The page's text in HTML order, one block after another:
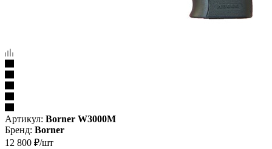
Артикул: Borner W3000M
Бренд: Borner
12 800 ₽/шт